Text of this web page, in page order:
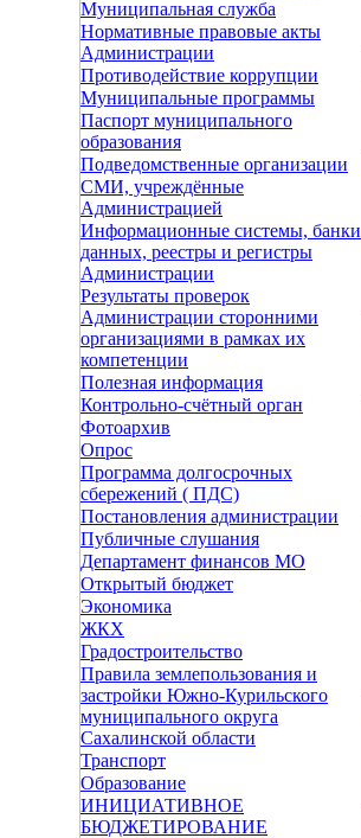
Муниципальная служба
Нормативные правовые акты
Администрации
Противодействие коррупции
Муниципальные программы
Паспорт муниципального
образования
Подведомственные организации
СМИ, учреждённые
Администрацией
Информационные системы, банки
данных, реестры и регистры
Администрации
Результаты проверок
Администрации сторонними
организациями в рамках их
компетенции
Полезная информация
Контрольно-счётный орган
Фотоархив
Опрос
Программа долгосрочных
сбережений ( ПДС)
Постановления администрации
Публичные слушания
Департамент финансов МО
Открытый бюджет
Экономика
ЖКХ
Градостроительство
Правила землепользования и
застройки Южно-Курильского
муниципального округа
Сахалинской области
Транспорт
Образование
ИНИЦИАТИВНОЕ
БЮДЖЕТИРОВАНИЕ